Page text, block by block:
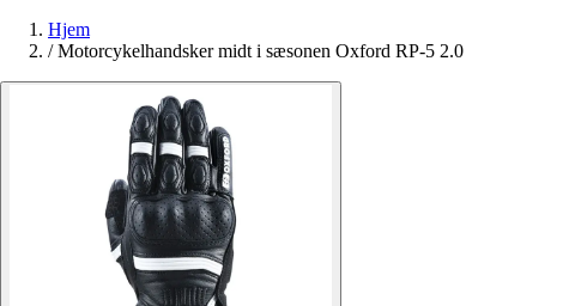
Hjem
/ Motorcykelhandsker midt i sæsonen Oxford RP-5 2.0